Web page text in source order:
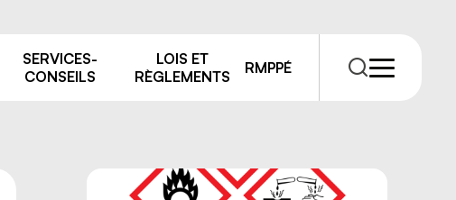
SERVICES-
CONSEILS
LOIS ET
RÈGLEMENTS
RMPPÉ